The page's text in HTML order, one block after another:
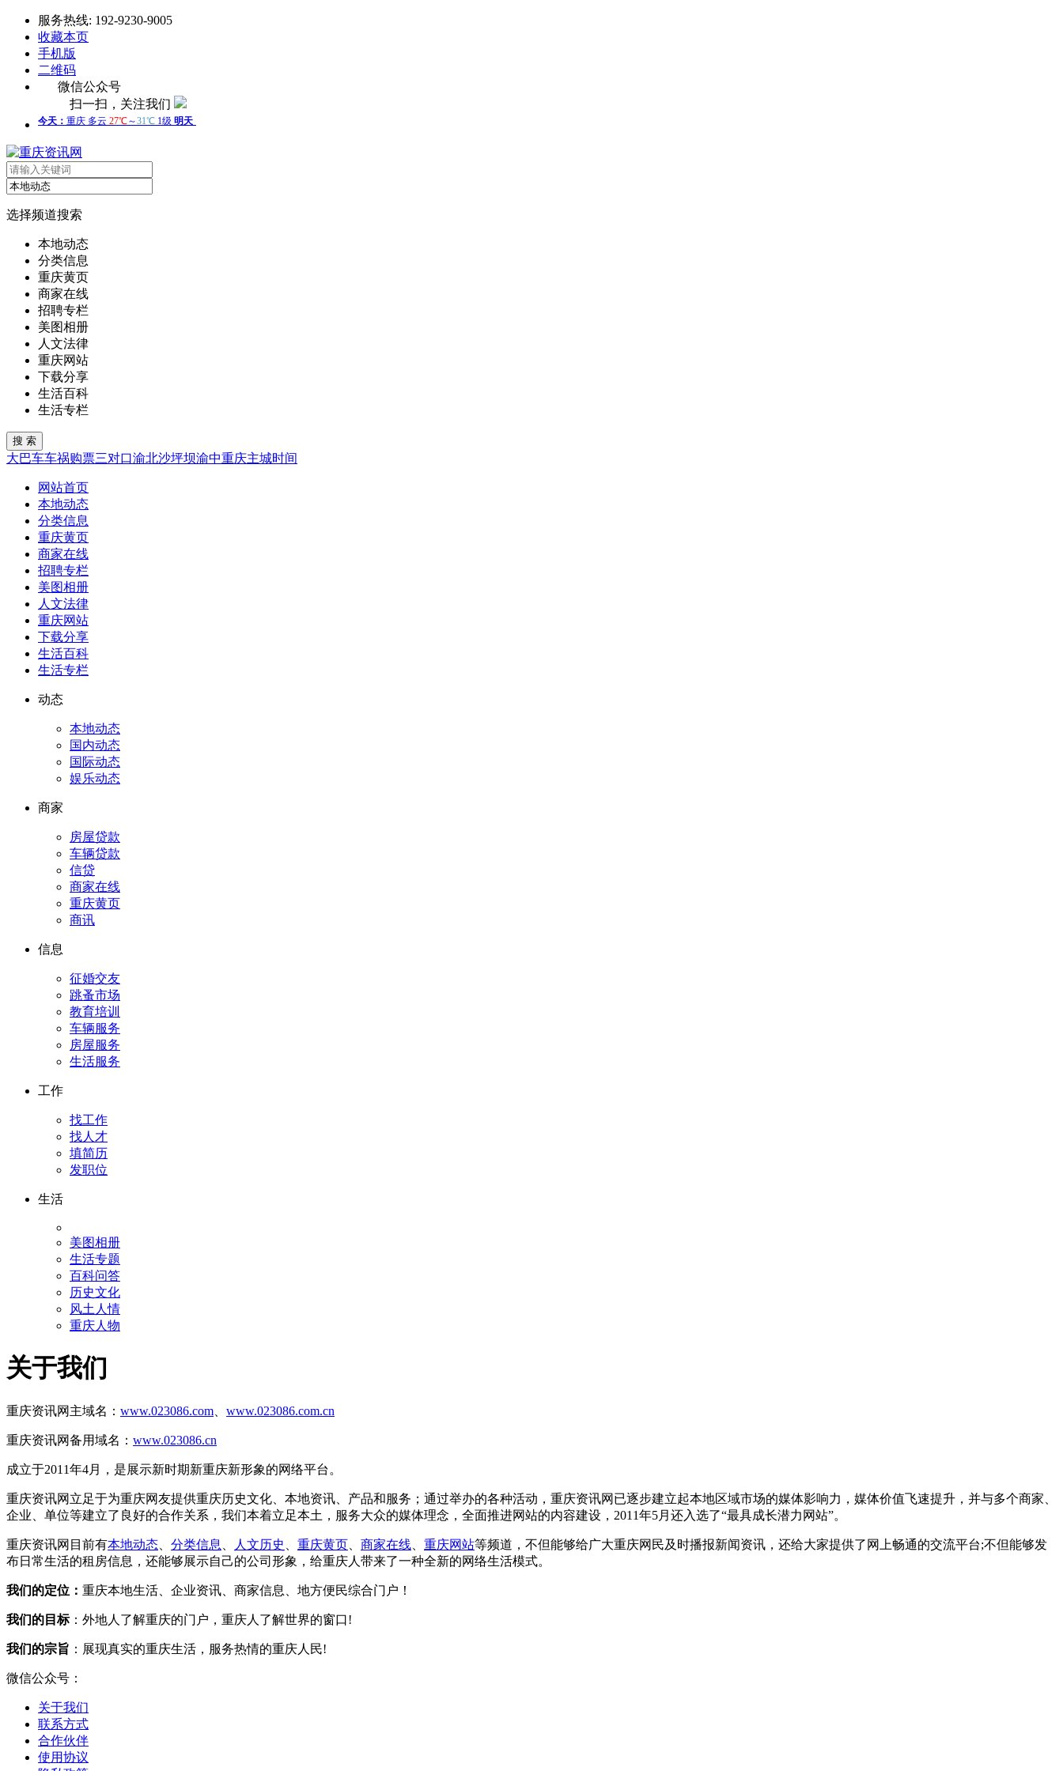
服务热线: 192-9230-9005
收藏本页
手机版
二维码
微信公众号
扫一扫，关注我们
选择频道搜索
本地动态
分类信息
重庆黄页
商家在线
招聘专栏
美图相册
人文法律
重庆网站
下载分享
生活百科
生活专栏
大巴车车祸购票三对口渝北沙坪坝渝中重庆主城时间
网站首页
本地动态
分类信息
重庆黄页
商家在线
招聘专栏
美图相册
人文法律
重庆网站
下载分享
生活百科
生活专栏
动态
本地动态
国内动态
国际动态
娱乐动态
商家
房屋贷款
车辆贷款
信贷
商家在线
重庆黄页
商讯
信息
征婚交友
跳蚤市场
教育培训
车辆服务
房屋服务
生活服务
工作
找工作
找人才
填简历
发职位
生活
美图相册
生活专题
百科问答
历史文化
风土人情
重庆人物
关于我们
重庆资讯网主域名： www.023086.com www.023086.com.cn
重庆资讯网备用域名： www.023086.cn
成立于2011年4月，是展示新时期新重庆新形象的网络平台。
重庆资讯网立足于为重庆网友提供重庆历史文化、本地资讯、产品和服务；通过举办的各种活动，重庆资讯网已逐步建立起本地区域市场的媒体影响力，媒体价值飞速提升，并与多个商家、
企业、单位等建立了良好的合作关系，我们本着立足本土，服务大众的媒体理念，全面推进网站的内容建设，2011年5月还入选了“最具成长潜力网站”。
重庆资讯网目前有本地动态 分类信息 人文历史 重庆黄页 商家在线 重庆网站等频道，不但能够给广大重庆网民及时播报新闻资讯，还给大家提供了网上畅通的交流平台;不但能够发
布日常生活的租房信息，还能够展示自己的公司形象，给重庆人带来了一种全新的网络生活模式。
我们的定位： 重庆本地生活、企业资讯、商家信息、地方便民综合门户！
我们的目标：外地人了解重庆的门户，重庆人了解世界的窗口!
我们的宗旨 ：展现真实的重庆生活，服务热情的重庆人民!
微信公众号：
关于我们
联系方式
合作伙伴
使用协议